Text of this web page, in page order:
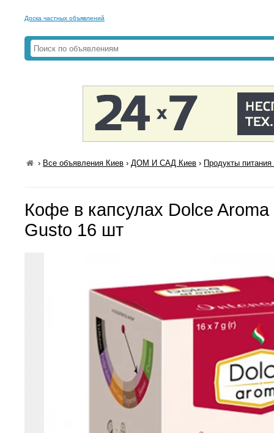
Доска частных объявлений
› Все объявления Киев ›ДОМ И САД Киев › Продукты
Кофе в капсулах Dolce
Gusto 16 шт